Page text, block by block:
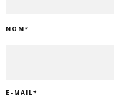
NOM*
E-MAIL*